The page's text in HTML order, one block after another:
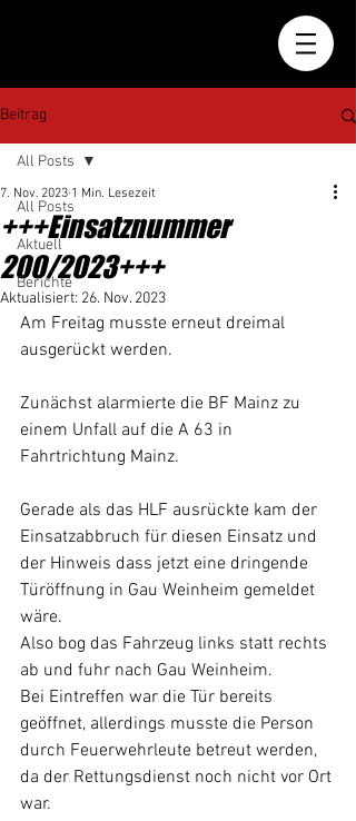
Beitrag
All Posts
Aktuell
Berichte
All Posts
+++Einsatznummer
200/2023+++
7. Nov. 2023 1 Min. Lesezeit
Aktualisiert: 26. Nov. 2023
Am Freitag musste erneut dreimal
ausgerückt werden.
Zunächst alarmierte die BF Mainz zu
einem Unfall auf die A 63 in
Fahrtrichtung Mainz.
Gerade als das HLF ausrückte kam der
Einsatzabbruch für diesen Einsatz und
der Hinweis dass jetzt eine dringende
Türöffnung in Gau Weinheim gemeldet
wäre.
Also bog das Fahrzeug links statt rechts
ab und fuhr nach Gau Weinheim.
Bei Eintreffen war die Tür bereits
geöffnet, allerdings musste die Person
durch Feuerwehrleute betreut werden,
da der Rettungsdienst noch nicht vor Ort
war.